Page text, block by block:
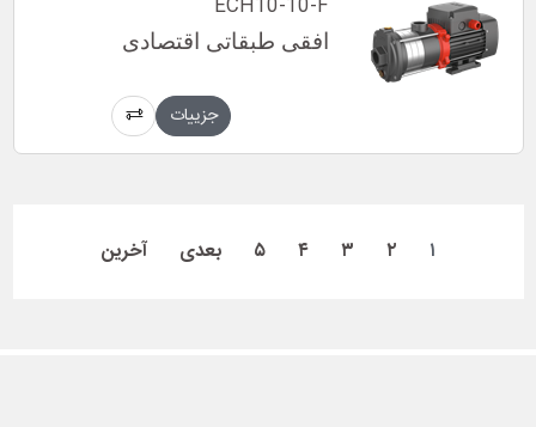
ECH10-10-F
افقی طبقاتی اقتصادی
جزییات
۱ ۲ ۳ ۴ ۵ بعدی آخرین